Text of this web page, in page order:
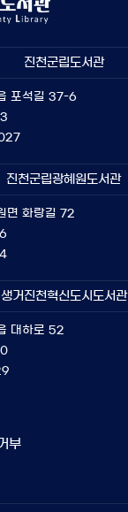
진천군립도서관
포석길 37-6
진천군립광혜원도서관
면 화랑길 72
생거진천혁신도시도서관
대하로 52
부